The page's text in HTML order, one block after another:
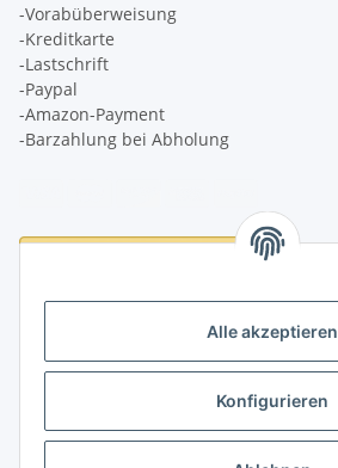
Alle akzeptieren
Konfigurieren
-Vorabüberweisung
-Kreditkarte
-Lastschrift
-Paypal
-Amazon-Payment
-Barzahlung bei Abholung
Logistikpartner
Informationen